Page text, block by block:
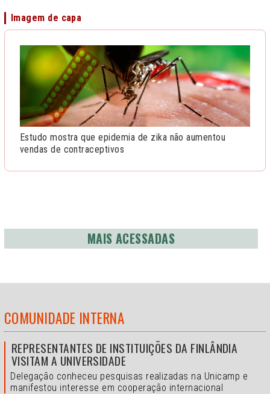
Imagem de capa
Estudo mostra que epidemia de zika não aumentou
vendas de contraceptivos
MAIS ACESSADAS
COMUNIDADE INTERNA
REPRESENTANTES DE INSTITUIÇÕES DA FINLÂNDIA
VISITAM A UNIVERSIDADE
Delegação conheceu pesquisas realizadas na Unicamp e
manifestou interesse em cooperação internacional